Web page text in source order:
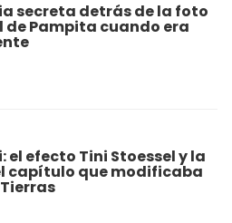
secreta detrás de la foto
de Pampita cuando era
el efecto Tini Stoessel y la
capítulo que modificaba